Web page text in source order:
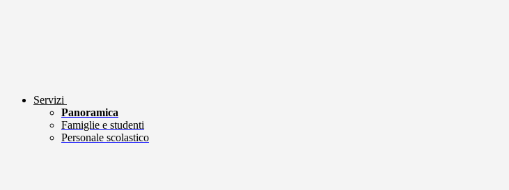
Servizi
Panoramica
Famiglie e studenti
Personale scolastico